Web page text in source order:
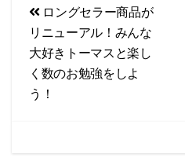
c
e
b
o
n
e
投
稿
ナ
ビ
ロングセラー商品が
リニューアル！みんな
大好きトーマスと楽し
く数のお勉強をしよ
う！